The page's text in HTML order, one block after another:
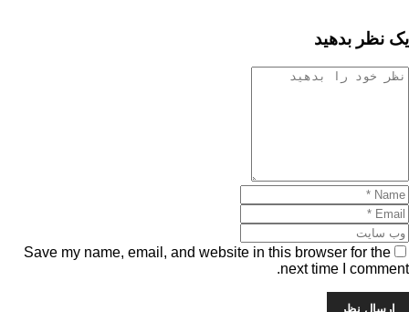
یک نظر بدهید
Save my name, email, and website in this browser for the
next time I comment.